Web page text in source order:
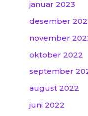
januar 2023
desember
november
oktober 2022
september
august 2022
juni 2022